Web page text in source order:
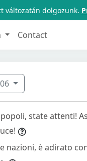
változatán dolgozunk.
Contact
state attenti!
nazioni, è adirato